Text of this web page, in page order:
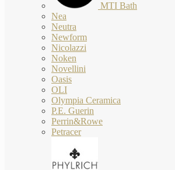
MTI Bath
Nea
Neutra
Newform
Nicolazzi
Noken
Novellini
Oasis
OLI
Olympia Ceramica
P.E. Guerin
Perrin&Rowe
Petracer